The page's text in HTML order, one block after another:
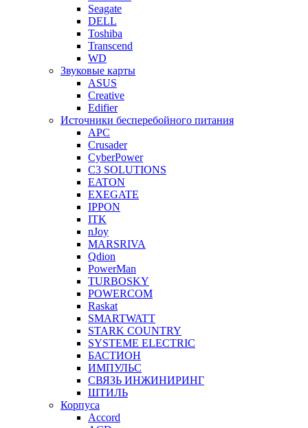
Seagate
DELL
Toshiba
Transcend
WD
Звуковые карты
ASUS
Creative
Edifier
Источники бесперебойного питания
APC
Crusader
CyberPower
C3 SOLUTIONS
EATON
EXEGATE
IPPON
ITK
nJoy
MARSRIVA
Qdion
PowerMan
TURBOSKY
POWERCOM
Raskat
SMARTWATT
STARK COUNTRY
SYSTEME ELECTRIC
БАСТИОН
ИМПУЛЬС
СВЯЗЬ ИНЖИНИРИНГ
ШТИЛЬ
Корпуса
Accord